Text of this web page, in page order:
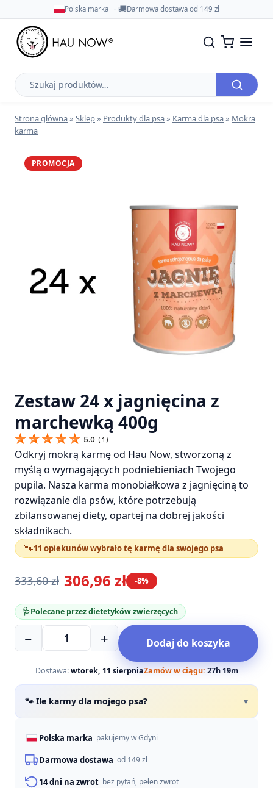
Polska marka 🚚Darmowa dostawa od 149 zł
Szukaj
produktów
Strona główna» Sklep» Produkty dla psa» Karma dla psa» Mokra
karma
PROMOCJA
Zestaw 24 x jagnięcina z
marchewką 400g
5.0 ( 1 )
Odkryj mokrą karmę od Hau Now, stworzoną z
myślą o wymagających podniebieniach Twojego
pupila. Nasza karma monobiałkowa z jagnięciną to
rozwiązanie dla psów, które potrzebują
zbilansowanej diety, opartej na dobrej jakości
składnikach.
🐾11 opiekunów wybrało tę karmę dla swojego psa
333,60zł
Pierwotna
cena
wynosiła:
333,60 zł.
306,96 zł
Aktualna
cena
wynosi:
306,96 zł.
-8%
🩺Polecane przez dietetyków zwierzęcych
−
ilość
Zestaw
jagnięcina
marchewką
+ Dodaj do koszyka
Dostawa: wtorek, 11 sierpniaZamów w ciągu: 27h 19m
🐾 Ile karmy dla mojego psa? ▾
Polska marka pakujemy w Gdyni
Darmowa dostawa od 149 zł
14 dni na zwrot bez pytań, pełen zwrot